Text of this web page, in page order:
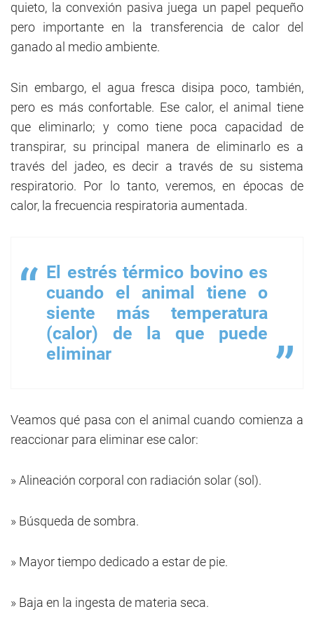
quieto, la convexión pasiva juega un papel pequeño
pero importante en la transferencia de calor del
ganado al medio ambiente.
Sin embargo, el agua fresca disipa poco, también,
pero es más confortable. Ese calor, el animal tiene
que eliminarlo; y como tiene poca capacidad de
transpirar, su principal manera de eliminarlo es a
través del jadeo, es decir a través de su sistema
respiratorio. Por lo tanto, veremos, en épocas de
calor, la frecuencia respiratoria aumentada.
El estrés térmico bovino es
cuando el animal tiene o
siente más temperatura
(calor) de la que puede
eliminar
Veamos qué pasa con el animal cuando comienza a
reaccionar para eliminar ese calor:
» Alineación corporal con radiación solar (sol).
» Búsqueda de sombra.
» Mayor tiempo dedicado a estar de pie.
» Baja en la ingesta de materia seca.